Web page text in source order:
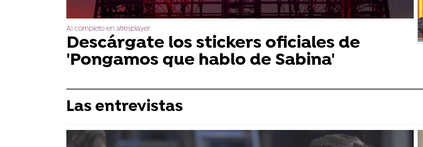
Al completo en atresplayer
Descárgate los stickers oficiales de
'Pongamos que hablo de Sabina'
Las entrevistas